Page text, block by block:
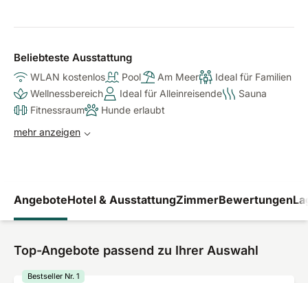
Beliebteste Ausstattung
WLAN kostenlos Pool Am Meer
Ideal für Familien
Wellnessbereich
Ideal für Alleinreisende
Sauna
Fitnessraum
Hunde erlaubt
mehr anzeigen
AngeboteHotel & AusstattungZimmerBewertungen
Top-Angebote passend zu Ihrer Auswahl
Bestseller Nr. 1